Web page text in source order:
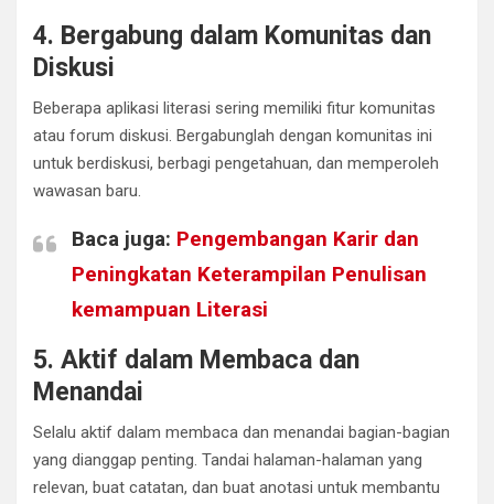
4. Bergabung dalam Komunitas dan
Diskusi
Beberapa aplikasi literasi sering memiliki fitur komunitas
atau forum diskusi. Bergabunglah dengan komunitas ini
untuk berdiskusi, berbagi pengetahuan, dan memperoleh
wawasan baru.
Baca juga: Pengembangan Karir dan
Peningkatan Keterampilan Penulisan
kemampuan Literasi
5. Aktif dalam Membaca dan
Menandai
Selalu aktif dalam membaca dan menandai bagian-bagian
yang dianggap penting. Tandai halaman-halaman yang
relevan, buat catatan, dan buat anotasi untuk membantu